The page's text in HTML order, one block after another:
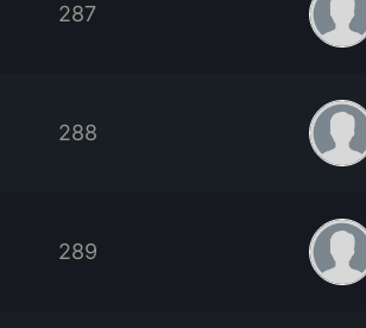
287
288
289